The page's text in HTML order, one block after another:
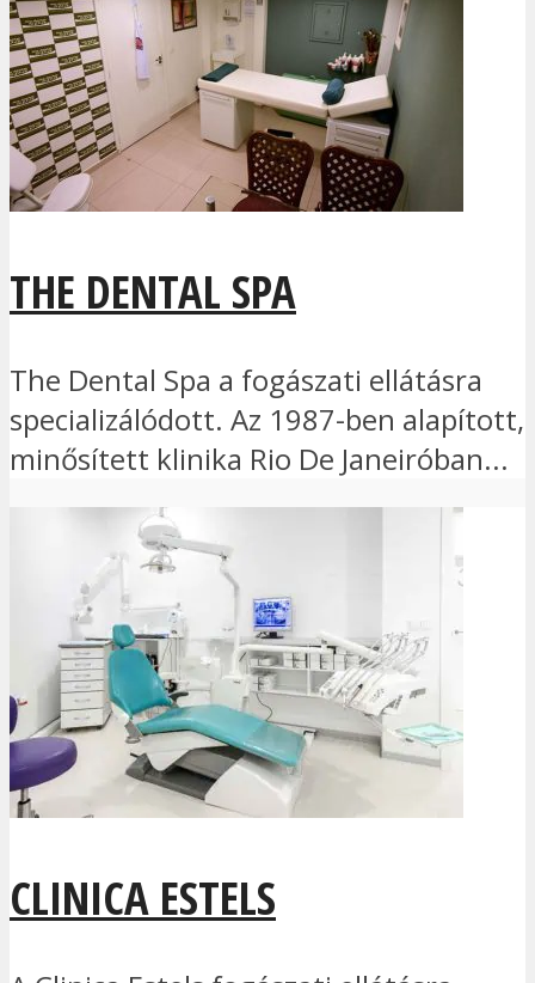
THE DENTAL SPA
The Dental Spa a fogászati ellátásra
specializálódott. Az 1987-ben alapított,
minősített klinika Rio De Janeiróban...
CLINICA ESTELS